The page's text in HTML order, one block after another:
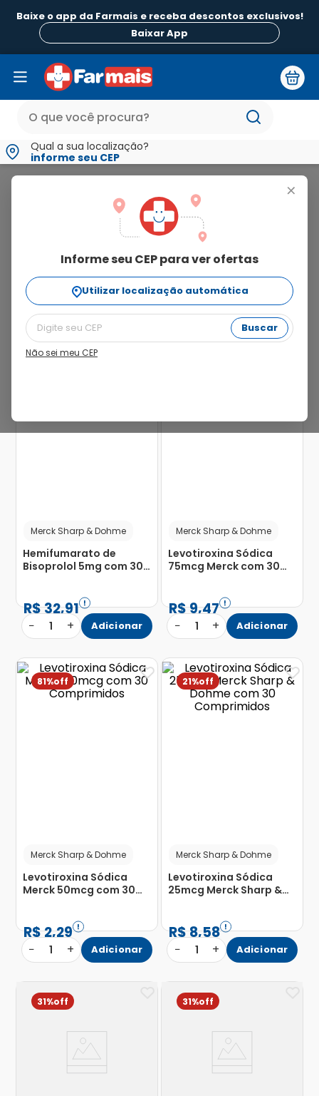
Baixe o app da Farmais e receba descontos exclusivos!
Baixar App
Qual a sua localização?
informe seu CEP
+
Informe seu CEP para ver ofertas
Utilizar localização automática
Buscar
Não sei meu CEP
merck sharp &
Ordenar Por
relevância
47%
Merck Sharp & Dohme
Hemifumarato de
Bisoprolol 5mg com 30
R$32,91
− 1 + Adicionar
Merck Sharp & Dohme
Levotiroxina Sódica
75mcg Merck com 30
R$9,47
− 1 + Adicionar
81%
Merck Sharp & Dohme
Levotiroxina Sódica
Merck 50mcg com 30
R$2,29
− 1 + Adicionar
21%
Merck Sharp & Dohme
Levotiroxina Sódica
25mcg Merck Sharp &
R$8,58
− 1 + Adicionar
31% 31%